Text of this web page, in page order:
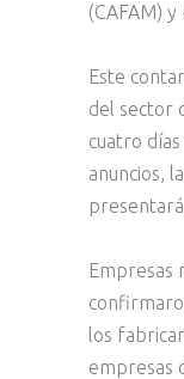
(CAFAM)
Este
del sector
cuatro
anuncios,
Empresas
los
empresas